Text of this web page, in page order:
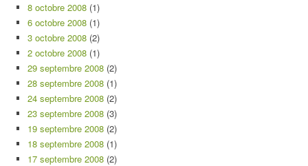
8 octobre 2008 (1)
6 octobre 2008 (1)
3 octobre 2008 (2)
2 octobre 2008 (1)
29 septembre 2008 (2)
28 septembre 2008 (1)
24 septembre 2008 (2)
23 septembre 2008 (3)
19 septembre 2008 (2)
18 septembre 2008 (1)
17 septembre 2008 (2)